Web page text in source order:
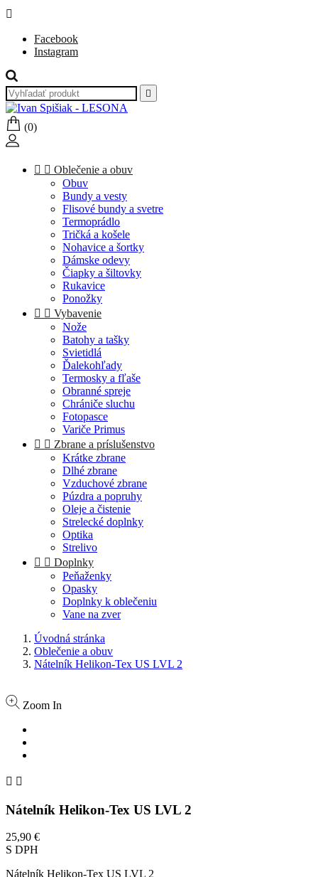

Facebook
Instagram

(0)
  Oblečenie a obuv
Obuv
Bundy a vesty
Flisové bundy a svetre
Termoprádlo
Tričká a košele
Nohavice a šortky
Dámske odevy
Čiapky a šiltovky
Rukavice
Ponožky
  Vybavenie
Nože
Batohy a tašky
Svietidlá
Ďalekohľady
Termosky a fľaše
Obranné spreje
Chrániče sluchu
Fotopasce
Variče Primus
  Zbrane a príslušenstvo
Krátke zbrane
Dlhé zbrane
Vzduchové zbrane
Púzdra a popruhy
Oleje a čistenie
Strelecké doplnky
Optika
Strelivo
  Doplnky
Peňaženky
Opasky
Doplnky k oblečeniu
Vane na zver
Úvodná stránka
Oblečenie a obuv
Nátelník Helikon-Tex US LVL 2
Zoom In
 
Nátelník Helikon-Tex US LVL 2
25,90 €
S DPH
Nátelník Helikon-Tex US LVL 2